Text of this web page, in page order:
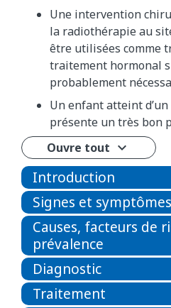
Une intervention
la radiothérapie au
être utilisées comme
traitement hormonal
probablement
Un enfant atteint
présente un très bon
Ouvre tout
Introduction
Signes et symptômes
Causes, facteurs de
prévalence
Diagnostic
Traitement